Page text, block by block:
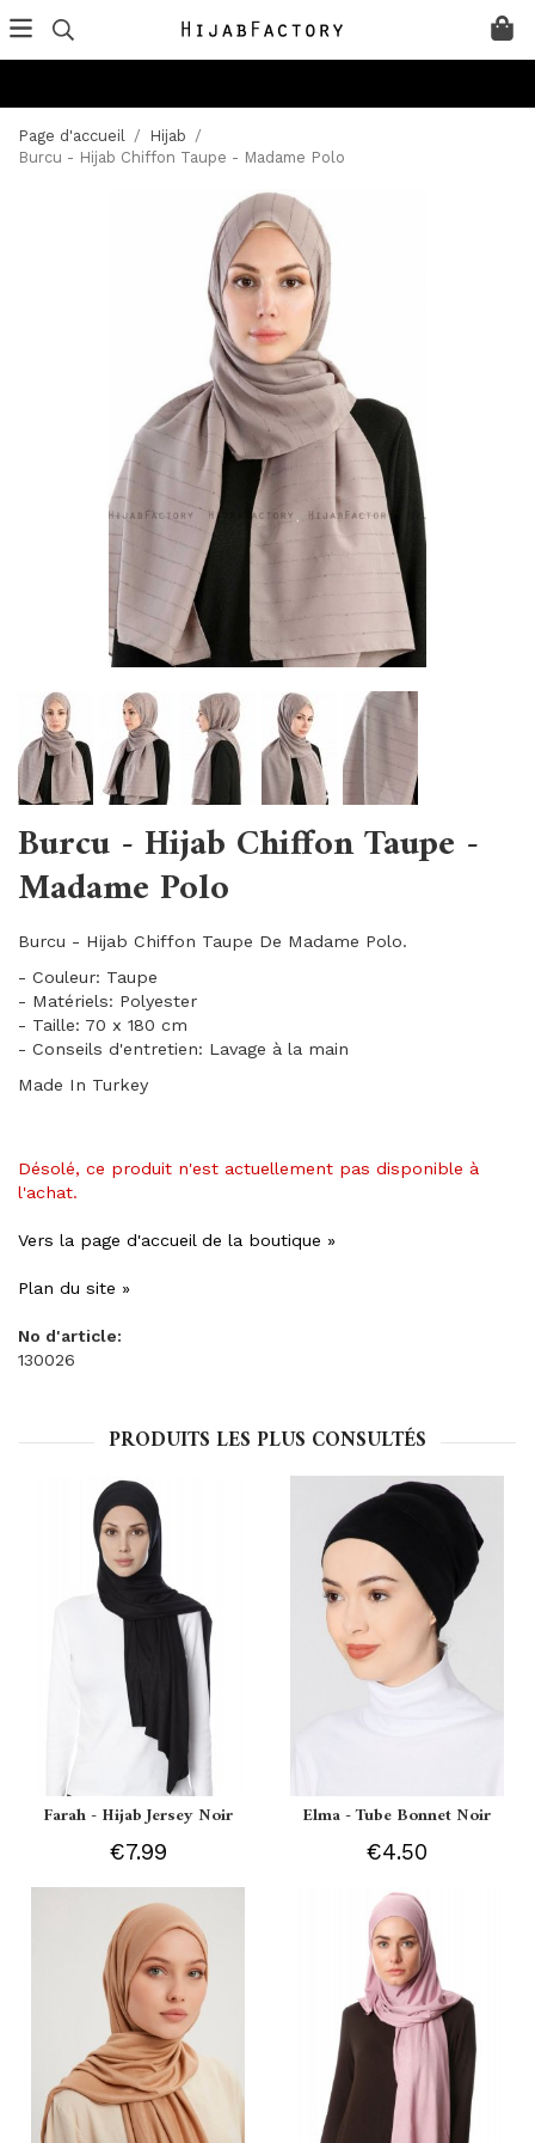
Page d'accueil / Hijab /
Burcu - Hijab Chiffon Taupe - Madame Polo
Burcu - Hijab Chiffon Taupe -
Madame Polo
Burcu - Hijab Chiffon Taupe De Madame Polo.
- Couleur: Taupe
- Matériels: Polyester
- Taille: 70 x 180 cm
- Conseils d'entretien: Lavage à la main
Made In Turkey
Désolé, ce produit n'est actuellement pas disponible à
l'achat.
Vers la page d'accueil de la boutique »
Plan du site »
No d'article:
130026
PRODUITS LES PLUS CONSULTÉS
Farah - Hijab Jersey Noir
€7.99
Elma - Tube Bonnet Noir
€4.50